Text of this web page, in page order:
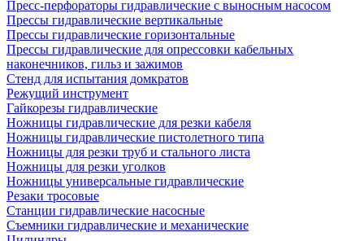
Пресс-перфораторы гидравлические с выносным насосом
Прессы гидравлические вертикальные
Прессы гидравлические горизонтальные
Прессы гидравлические для опрессовки кабельных
наконечников, гильз и зажимов
Стенд для испытания домкратов
Режущий инструмент
Гайкорезы гидравлические
Ножницы гидравлические для резки кабеля
Ножницы гидравлические пистолетного типа
Ножницы для резки труб и стального листа
Ножницы для резки уголков
Ножницы универсальные гидравлические
Резаки тросовые
Станции гидравлические насосные
Съемники гидравлические и механические